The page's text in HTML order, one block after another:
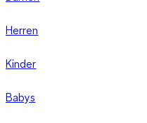
Herren
Kinder
Babys